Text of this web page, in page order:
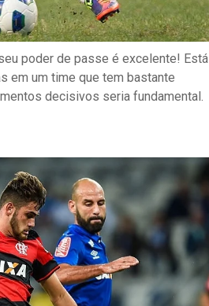
poder de passe é excelente! Está
em um time que tem bastante
decisivos seria fundamental.